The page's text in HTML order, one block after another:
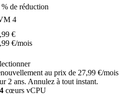
de réduction
4
€
€/mois
au prix de 27,99 €/mois
2 ans. Annulez à tout instant.
4 cœurs vCPU